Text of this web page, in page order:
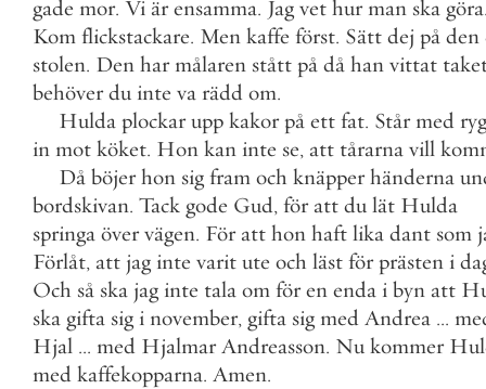
gade mor. Vi är ensamma. Jag vet hur man ska göra
Kom flickstackare. Men kaffe först. Sätt dej på den
stolen. Den har målaren stått på då han vittat
behöver du inte va rädd om.
Hulda plockar upp kakor på ett fat. Står med
in mot köket. Hon kan inte se, att tårarna vill
Då böjer hon sig fram och knäpper händerna
bordskivan. Tack gode Gud, för att du lät Hulda
springa över vägen. För att hon haft lika dant som
Förlåt, att jag inte varit ute och läst för prästen i
Och så ska jag inte tala om för en enda i byn att
ska gifta sig i november, gifta sig med Andrea ...
Hjal ... med Hjalmar Andreasson. Nu kommer
med kaffekopparna. Amen.